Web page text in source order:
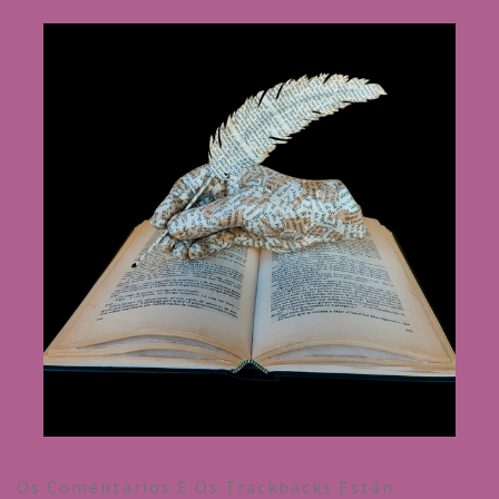
Os Comentarios E Os Trackbacks Están